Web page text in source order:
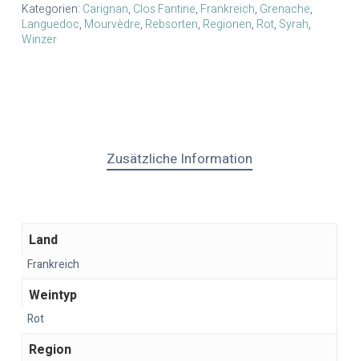
Kategorien: Carignan, Clos Fantine, Frankreich, Grenache,
Languedoc, Mourvèdre, Rebsorten, Regionen, Rot, Syrah,
Winzer
Zusätzliche Information
Land
Frankreich
Weintyp
Rot
Region